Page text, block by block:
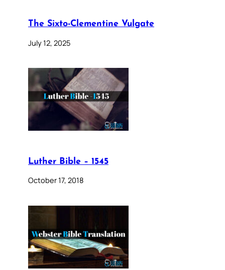
The Sixto-Clementine Vulgate
July 12, 2025
Luther Bible – 1545
October 17, 2018